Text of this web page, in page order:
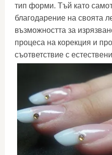
тип форми. Тъй като
благодарение на своята
възможността за
процеса на корекция и
съответствие с